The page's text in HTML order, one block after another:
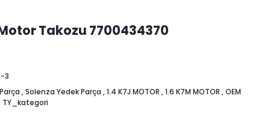
Takozu 7700434370
3
,Solenza Yedek Parça ,1.4 K7J MOTOR ,1.6 K7M MOTOR ,OEM
TY_kategori